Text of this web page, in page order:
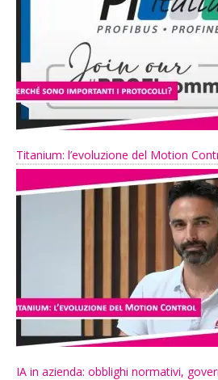
Titanium: l’evoluzione del Motion
IA in azienda: obblighi normativi,